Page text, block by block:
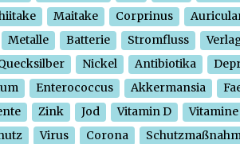
Maitake Corprinus
Metalle Batterie Stromfluss
Nickel Antibiotika
Enterococcus Akkermansia
Zink Jod Vitamin D
Vitamine
Virus Corona